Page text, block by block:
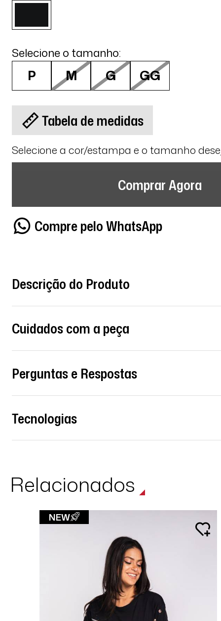
Selecione o tamanho:
P M G GG
Tabela de medidas
Selecione a cor/estampa e o tamanho
Comprar Agora
Compre pelo WhatsApp
Descrição do Produto
Cuidados com a peça
Perguntas e Respostas
Tecnologias
Relacionados
NEW